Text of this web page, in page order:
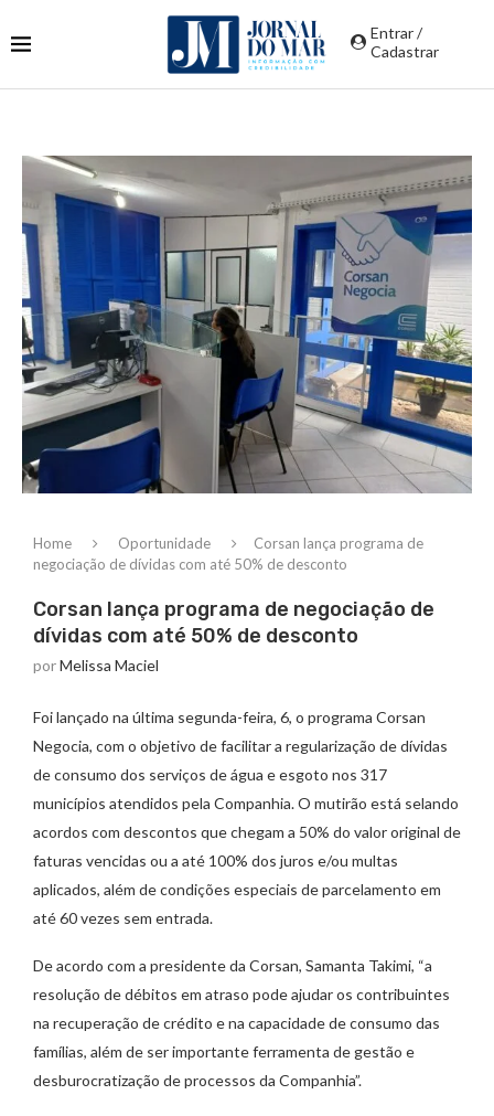
Entrar /
Cadastrar
Home Oportunidade
Corsan lança programa de
negociação de dívidas com até 50% de desconto
Corsan lança programa de negociação de
dívidas com até 50% de desconto
porMelissa Maciel
Foi lançado na última segunda-feira, 6, o programa Corsan
Negocia, com o objetivo de facilitar a regularização de dívidas
de consumo dos serviços de água e esgoto nos 317
municípios atendidos pela Companhia. O mutirão está selando
acordos com descontos que chegam a 50% do valor original de
faturas vencidas ou a até 100% dos juros e/ou multas
aplicados, além de condições especiais de parcelamento em
até 60 vezes sem entrada.
De acordo com a presidente da Corsan, Samanta Takimi, “a
resolução de débitos em atraso pode ajudar os contribuintes
na recuperação de crédito e na capacidade de consumo das
famílias, além de ser importante ferramenta de gestão e
desburocratização de processos da Companhia”.